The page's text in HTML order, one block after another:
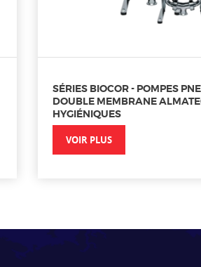
SÉRIES BIOCOR - POMPES
DOUBLE MEMBRANE
HYGIÉNIQUES
VOIR PLUS